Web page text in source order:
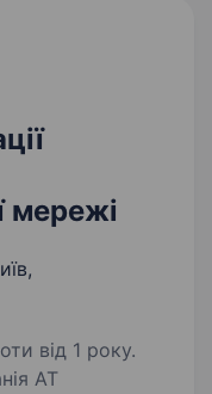
мережі
від 1 року.